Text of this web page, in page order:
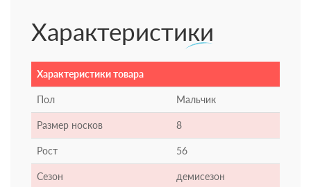
Характеристики
Характеристики товара
Пол Мальчик
Размер носков 8
Рост 56
Сезон демисезон